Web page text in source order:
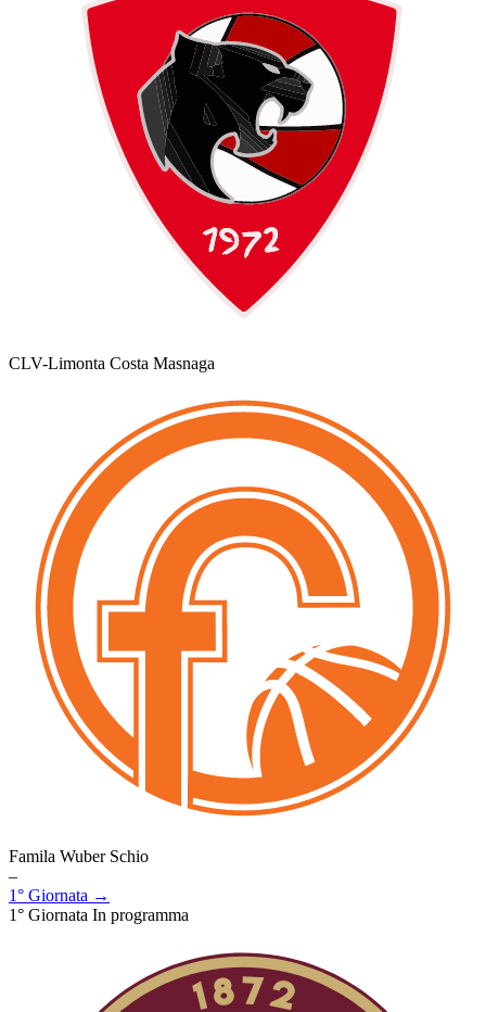
CLV-Limonta Costa Masnaga
Famila Wuber Schio
–
1° Giornata →
1° Giornata In programma